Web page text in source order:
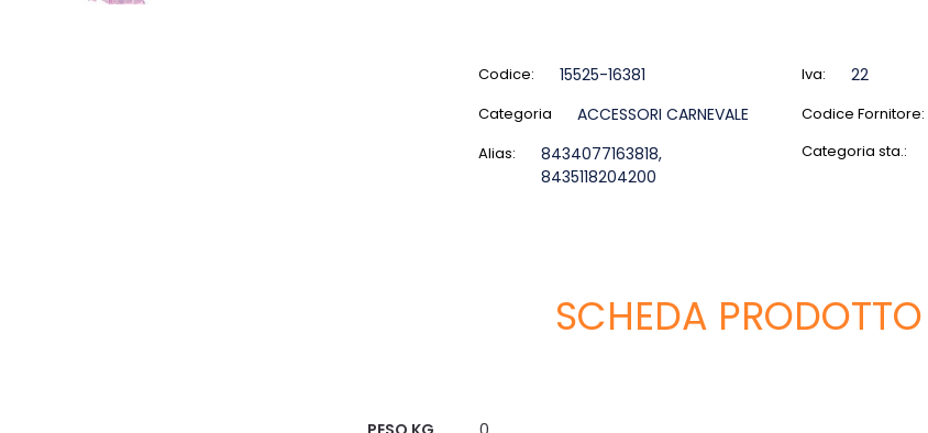
Codice: 15525-16381
Categoria ACCESSORI CARNEVALE
Alias:
8434077163818,
8435118204200
Iva: 22
Codice Fornitore:
Categoria sta.:
SCHEDA PRODOTTO